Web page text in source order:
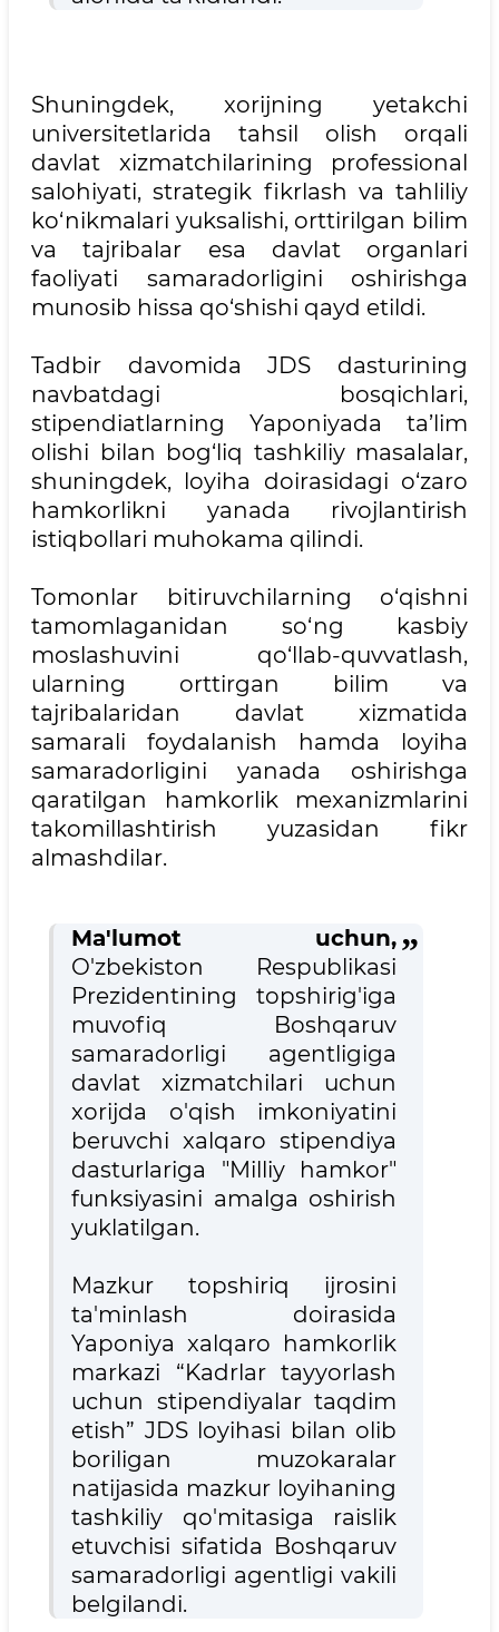
Shuningdek, xorijning yetakchi
universitetlarida tahsil olish orqali
davlat xizmatchilarining professional
salohiyati, strategik fikrlash va tahliliy
ko‘nikmalari yuksalishi, orttirilgan bilim
va tajribalar esa davlat organlari
faoliyati samaradorligini oshirishga
munosib hissa qo‘shishi qayd etildi.
Tadbir davomida JDS dasturining
navbatdagi bosqichlari,
stipendiatlarning Yaponiyada ta’lim
olishi bilan bog‘liq tashkiliy masalalar,
shuningdek, loyiha doirasidagi o‘zaro
hamkorlikni yanada rivojlantirish
istiqbollari muhokama qilindi.
Tomonlar bitiruvchilarning o‘qishni
tamomlaganidan so‘ng kasbiy
moslashuvini qo‘llab-quvvatlash,
ularning orttirgan bilim va
tajribalaridan davlat xizmatida
samarali foydalanish hamda loyiha
samaradorligini yanada oshirishga
qaratilgan hamkorlik mexanizmlarini
takomillashtirish yuzasidan fikr
almashdilar.
Ma'lumot uchun,
O'zbekiston Respublikasi
Prezidentining topshirig'iga
muvofiq Boshqaruv
samaradorligi agentligiga
davlat xizmatchilari uchun
xorijda o'qish imkoniyatini
beruvchi xalqaro stipendiya
dasturlariga "Milliy hamkor"
funksiyasini amalga oshirish
yuklatilgan.
Mazkur topshiriq ijrosini
ta'minlash doirasida
Yaponiya xalqaro hamkorlik
markazi “Kadrlar tayyorlash
uchun stipendiyalar taqdim
etish” JDS loyihasi bilan olib
boriligan muzokaralar
natijasida mazkur loyihaning
tashkiliy qo'mitasiga raislik
etuvchisi sifatida Boshqaruv
samaradorligi agentligi vakili
belgilandi.